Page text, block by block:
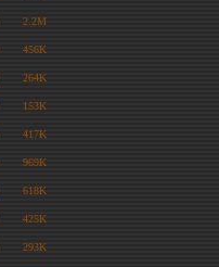
2.2M
456K
264K
153K
417K
969K
618K
425K
293K